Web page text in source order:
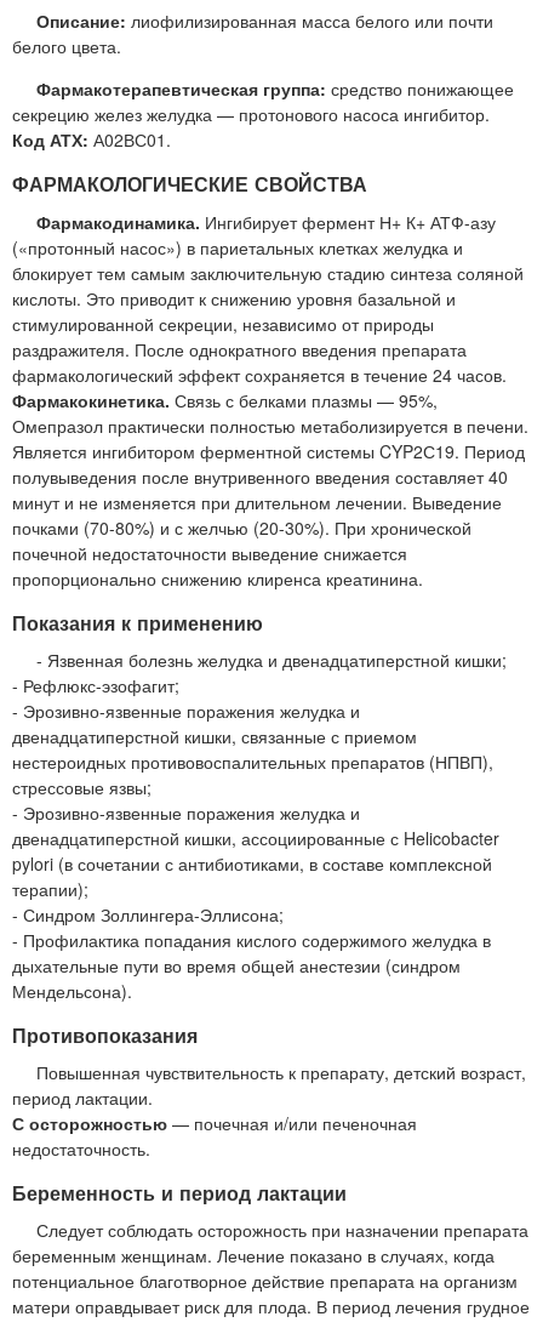
Описание: лиофилизированная масса белого или почти
белого цвета.
Фармакотерапевтическая группа: средство понижающее
секрецию желез желудка — протонового насоса ингибитор.
Код АТХ: А02ВС01.
ФАРМАКОЛОГИЧЕСКИЕ СВОЙСТВА
Фармакодинамика. Ингибирует фермент Н+ К+ АТФ-азу
(«протонный насос») в париетальных клетках желудка и
блокирует тем самым заключительную стадию синтеза соляной
кислоты. Это приводит к снижению уровня базальной и
стимулированной секреции, независимо от природы
раздражителя. После однократного введения препарата
фармакологический эффект сохраняется в течение 24 часов.
Фармакокинетика. Связь с белками плазмы — 95%,
Омепразол практически полностью метаболизируется в печени.
Является ингибитором ферментной системы CYP2С19. Период
полувыведения после внутривенного введения составляет 40
минут и не изменяется при длительном лечении. Выведение
почками (70-80%) и с желчью (20-30%). При хронической
почечной недостаточности выведение снижается
пропорционально снижению клиренса креатинина.
Показания к применению
- Язвенная болезнь желудка и двенадцатиперстной кишки;
- Рефлюкс-эзофагит;
- Эрозивно-язвенные поражения желудка и
двенадцатиперстной кишки, связанные с приемом
нестероидных противовоспалительных препаратов (НПВП),
стрессовые язвы;
- Эрозивно-язвенные поражения желудка и
двенадцатиперстной кишки, ассоциированные с Helicobacter
pylori (в сочетании с антибиотиками, в составе комплексной
терапии);
- Синдром Золлингера-Эллисона;
- Профилактика попадания кислого содержимого желудка в
дыхательные пути во время общей анестезии (синдром
Мендельсона).
Противопоказания
Повышенная чувствительность к препарату, детский возраст,
период лактации.
С осторожностью — почечная и/или печеночная
недостаточность.
Беременность и период лактации
Следует соблюдать осторожность при назначении препарата
беременным женщинам. Лечение показано в случаях, когда
потенциальное благотворное действие препарата на организм
матери оправдывает риск для плода. В период лечения грудное